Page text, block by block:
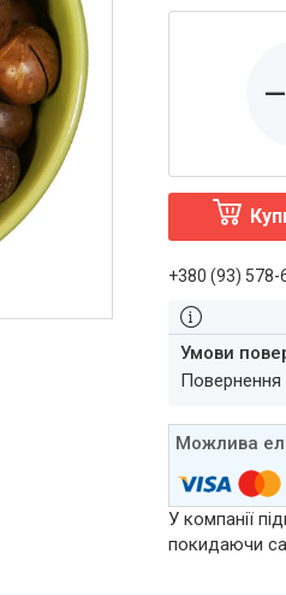
+380 (93) 578-
У компанії
покидаючи